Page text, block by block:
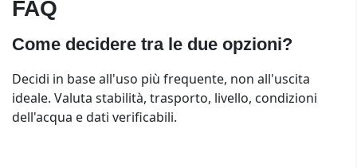
FAQ
Come decidere tra le due opzioni?
Decidi in base all'uso più frequente, non all'uscita
ideale. Valuta stabilità, trasporto, livello, condizioni
dell'acqua e dati verificabili.